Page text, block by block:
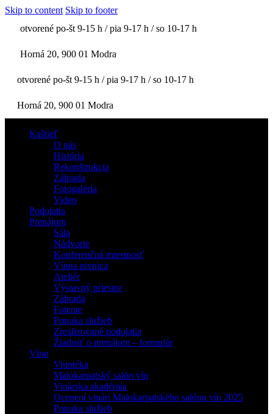
Skip to content Skip to footer
otvorené po-št 9-15 h / pia 9-17 h / so 10-17 h
Horná 20, 900 01 Modra
otvorené po-št 9-15 h / pia 9-17 h / so 10-17 h
Horná 20, 900 01 Modra
Kaštieľ
O nás
História
Rekonštrukcia
Záhrada
Fotogaléria
Video
Podujatia
Prenájom
Sála
Nádvorie
Konferenčná miestnosť
Vínna pivnica
Ateliér
Výstavný priestor
Záhrada
Fotenie
Ponuka služieb
Zrealizované podujatia
Žiadosť o prenájom – formulár
Víno
Vinotéka
Malokarpatský salón vín
Vinárska akadémia
Ocenení vinári Malokarpatského salónu vín 2025
Ponuka služieb